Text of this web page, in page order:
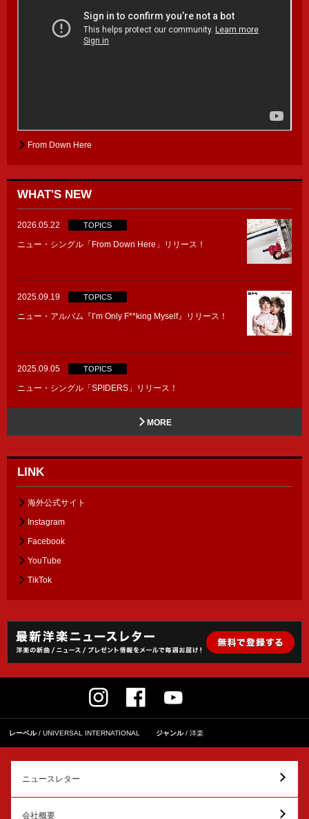
WHAT'S NEW
2026.05.22 TOPICS
ニュー・シングル「From Down Here」リリース！
2025.09.19 TOPICS
ニュー・アルバム『I’m Only F**king Myself』リリース！
2025.09.05 TOPICS
ニュー・シングル「SPIDERS」リリース！
MORE
LINK
海外公式サイト
Instagram
Facebook
YouTube
TikTok
From Down Here
レーベル UNIVERSAL INTERNATIONAL ジャンル 洋楽
ニュースレター
会社概要